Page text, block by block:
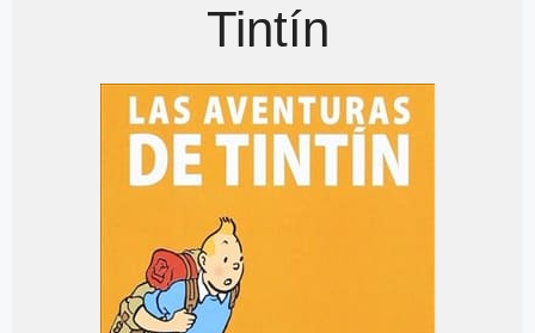
Tintín